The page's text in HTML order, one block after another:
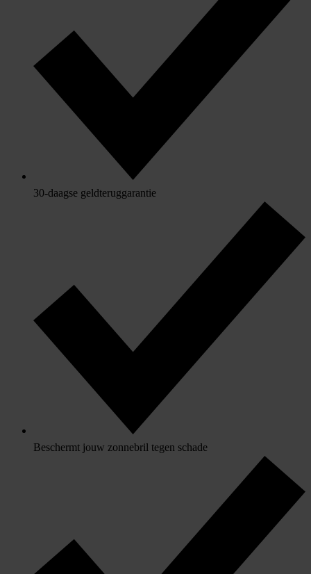
30-daagse geldteruggarantie
Beschermt jouw zonnebril tegen schade